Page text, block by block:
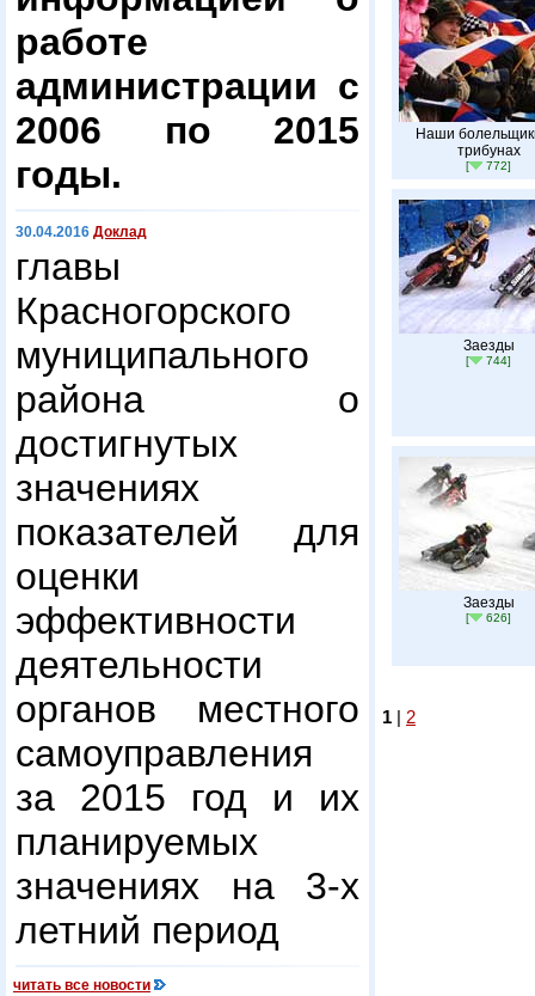
работе
администрации с
2006 по 2015
годы.
30.04.2016 Доклад
главы
Красногорского
муниципального
района о
достигнутых
значениях
показателей для
оценки
эффективности
деятельности
органов местного
самоуправления
за 2015 год и их
планируемых
значениях на 3-х
летний период
читать все новости
Наши
трибунах
[ 772]
Заезды
[ 744]
Заезды
[ 626]
1 | 2